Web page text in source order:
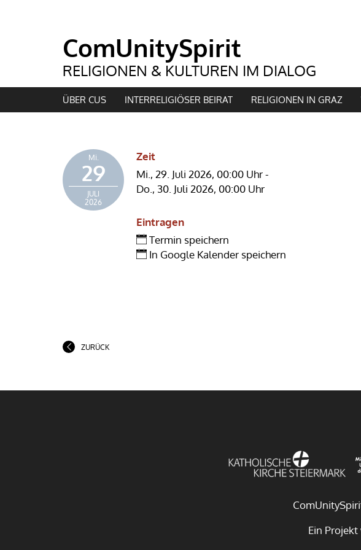
ÜBER CUS INTERRELIGIÖSER BEIRAT RELIGIONEN IN GRAZ
Mi.
29
JULI
2026
Zeit
Mi., 29. Juli 2026, 00:00 Uhr-
Do., 30. Juli 2026, 00:00 Uhr
Eintragen
Termin speichern
In Google Kalender speichern
ZURÜCK
Ein